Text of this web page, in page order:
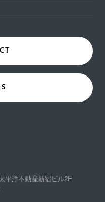
平洋不動産新宿ビル2F